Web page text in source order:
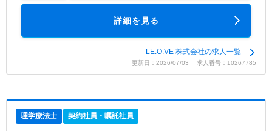
詳細を見る
LE.O.VE 株式会社の求人一覧
更新日：2026/07/03 求人番号：10267785
理学療法士 契約社員・嘱託社員